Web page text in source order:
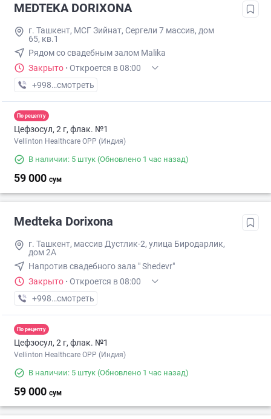
MEDTEKA DORIXONA
г. Ташкент, МСГ Зийнат, Сергели 7 массив, дом
65, кв.1
Рядом со свадебным залом Malika
Закрыто · Откроется в 08:00
+998 (90) XXX-XX-XX
смотреть
По рецепту
Цефзосул, 2 г, флак. №1
Vellinton Healthcare OPP (Индия)
В наличии: 5 штук (Обновлено 1 час назад)
59 000 сум
Medteka Dorixona
г. Ташкент, массив Дустлик-2, улица Биродарлик,
дом 2А
Напротив свадебного зала " Shedevr"
Закрыто · Откроется в 08:00
+998 (90) XXX-XX-XX
смотреть
По рецепту
Цефзосул, 2 г, флак. №1
Vellinton Healthcare OPP (Индия)
В наличии: 5 штук (Обновлено 1 час назад)
59 000 сум